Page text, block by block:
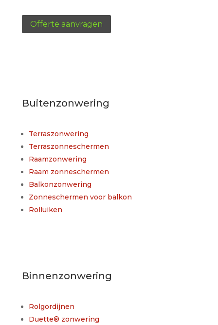
Offerte aanvragen
Buitenzonwering
Terraszonwering
Terraszonneschermen
Raamzonwering
Raam zonneschermen
Balkonzonwering
Zonneschermen voor balkon
Rolluiken
Binnenzonwering
Rolgordijnen
Duette® zonwering